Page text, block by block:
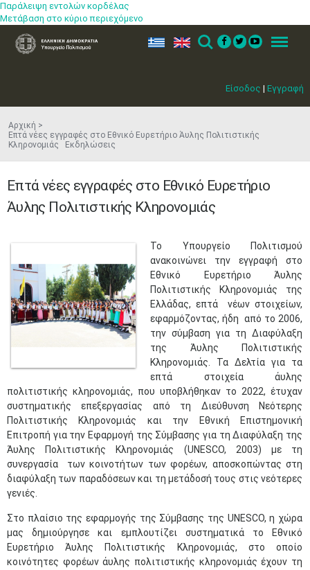
Παράλειψη εντολών κορδέλας
Μετάβαση στο κύριο περιεχόμενο
Είσοδος | Εγγραφή
ελ en Search Menu
Αρχική
Επτά νέες εγγραφές στο Εθνικό Ευρετήριο Άυλης Πολιτιστικής
Κληρονομιάς Εκδηλώσεις
Επτά νέες εγγραφές στο Εθνικό Ευρετήριο
Άυλης Πολιτιστικής Κληρονομιάς
​Το Υπουργείο Πολιτισμού
ανακοινώνει την εγγραφή στο
Εθνικό Ευρετήριο Άυλης
Πολιτιστικής Κληρονομιάς της
Ελλάδας, επτά νέων στοιχείων,
εφαρμόζοντας, ήδη από το 2006,
την σύμβαση για τη Διαφύλαξη
της Άυλης Πολιτιστικής
Κληρονομιάς. Τα Δελτία για τα
επτά στοιχεία άυλης
πολιτιστικής κληρονομιάς, που υποβλήθηκαν το 2022, έτυχαν
συστηματικής επεξεργασίας από τη Διεύθυνση Νεότερης
Πολιτιστικής Κληρονομιάς και την Εθνική Επιστημονική
Επιτροπή για την Εφαρμογή της Σύμβασης για τη Διαφύλαξη της
Άυλης Πολιτιστικής Κληρονομιάς (UNESCO, 2003) με τη
συνεργασία των κοινοτήτων των φορέων, αποσκοπώντας στη
διαφύλαξη των παραδόσεων και τη μετάδοσή τους στις νεότερες
γενιές.
Στο πλαίσιο της εφαρμογής της Σύμβασης της UNESCO, η χώρα
μας δημιούργησε και εμπλουτίζει συστηματικά το Εθνικό
Ευρετήριο Άυλης Πολιτιστικής Κληρονομιάς, στο οποίο
κοινότητες φορέων άυλης πολιτιστικής κληρονομιάς έχουν τη